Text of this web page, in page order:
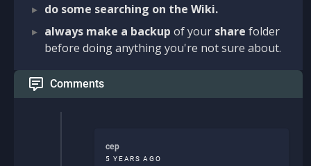
do some searching on the Wiki.
always make a backup of your share folder
before doing anything you're not sure about.
Comments
cep
5 YEARS AGO